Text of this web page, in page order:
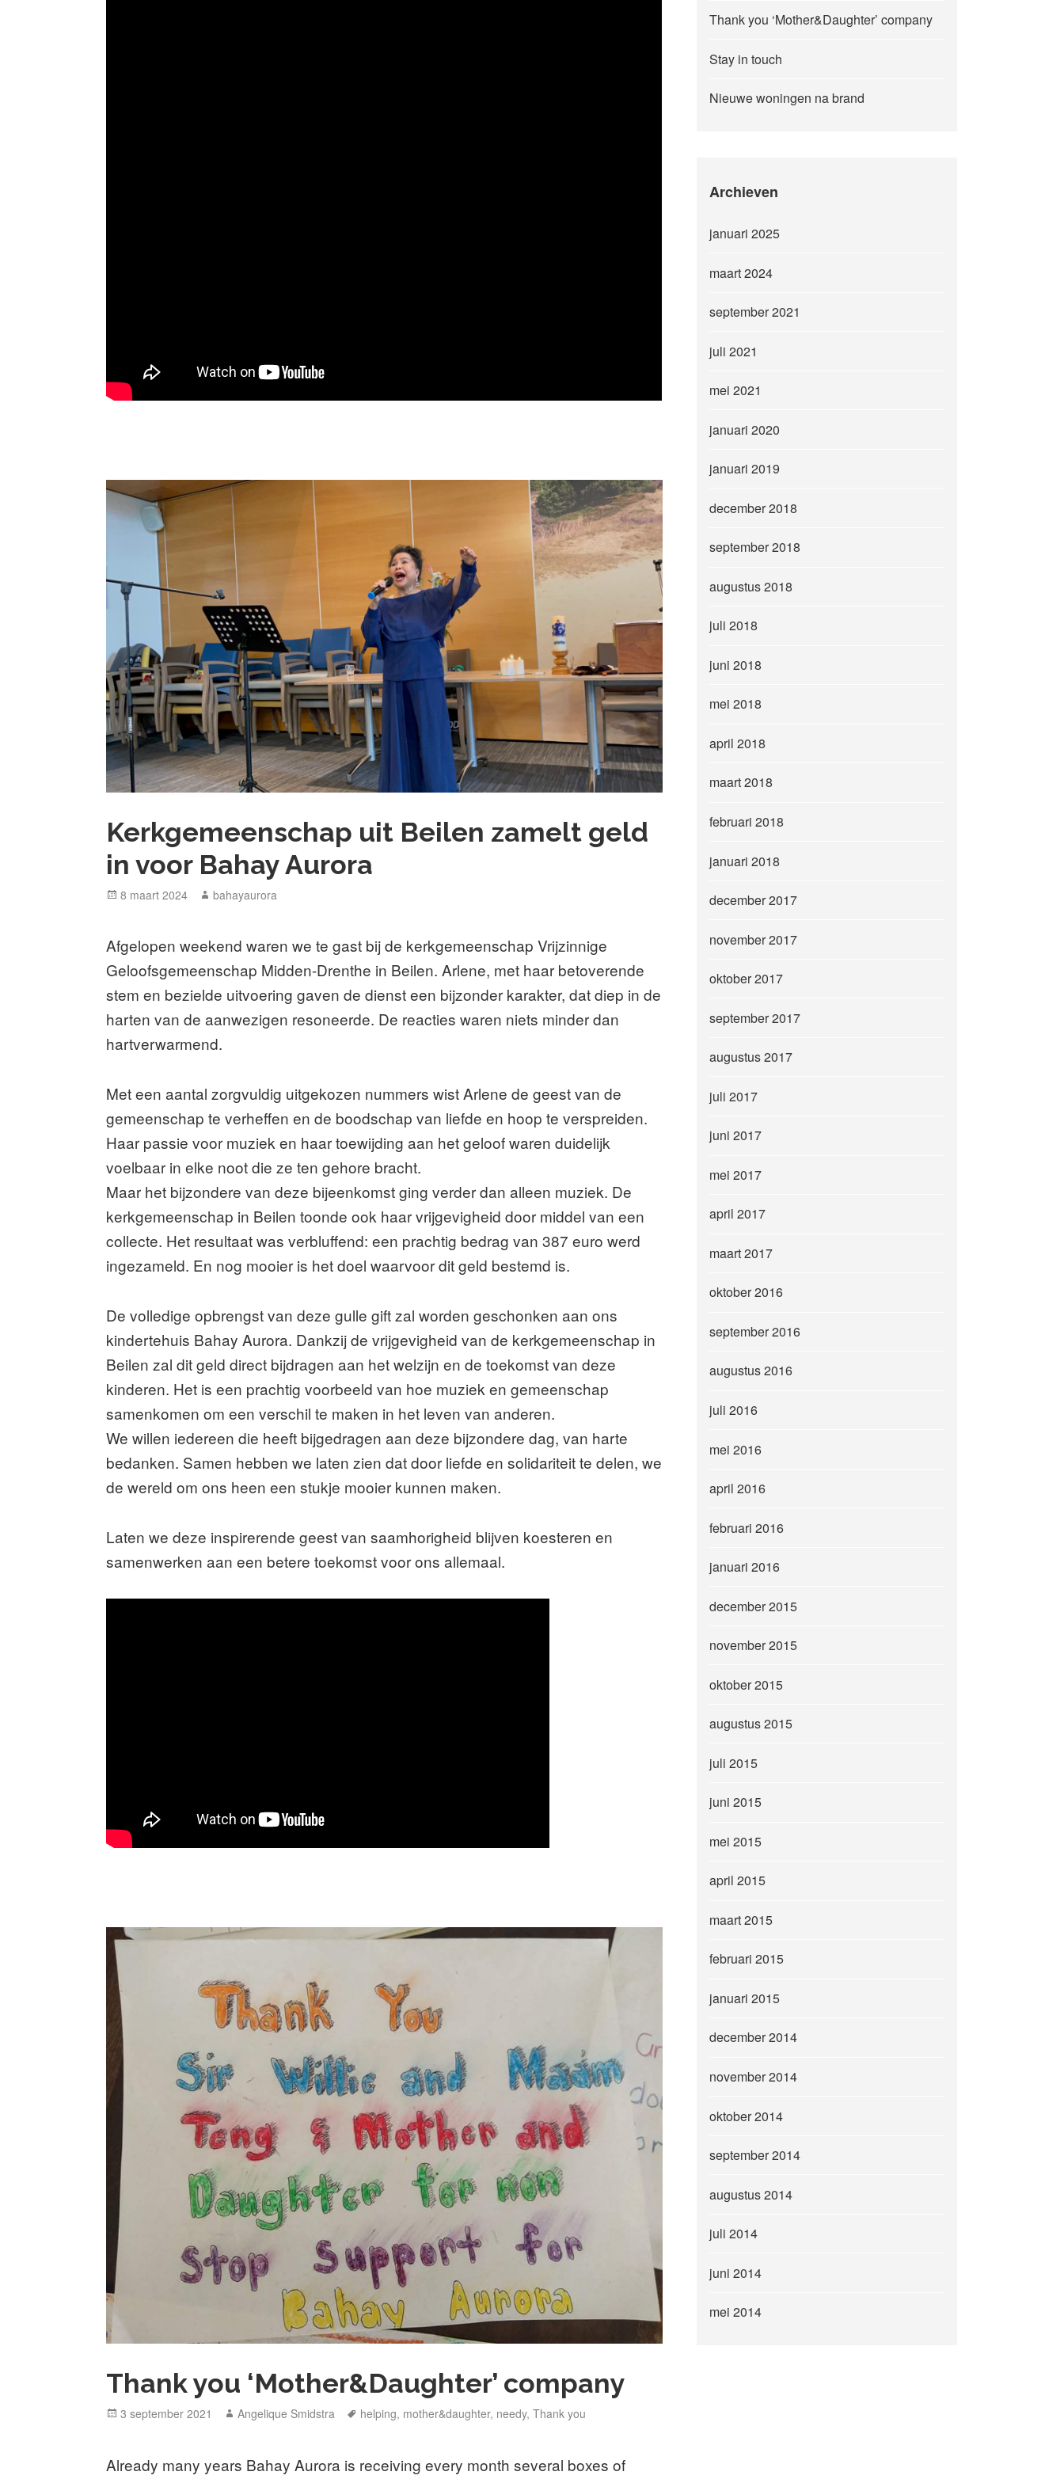
Kerkgemeenschap uit Beilen zamelt geld
in voor Bahay Aurora
Posted
8 maart 2024 Author
bahayaurora
Afgelopen weekend waren we te gast bij de kerkgemeenschap Vrijzinnige
Geloofsgemeenschap Midden-Drenthe in Beilen. Arlene, met haar betoverende
stem en bezielde uitvoering gaven de dienst een bijzonder karakter, dat diep in de
harten van de aanwezigen resoneerde. De reacties waren niets minder dan
hartverwarmend.
Met een aantal zorgvuldig uitgekozen nummers wist Arlene de geest van de
gemeenschap te verheffen en de boodschap van liefde en hoop te verspreiden.
Haar passie voor muziek en haar toewijding aan het geloof waren duidelijk
voelbaar in elke noot die ze ten gehore bracht.
Maar het bijzondere van deze bijeenkomst ging verder dan alleen muziek. De
kerkgemeenschap in Beilen toonde ook haar vrijgevigheid door middel van een
collecte. Het resultaat was verbluffend: een prachtig bedrag van 387 euro werd
ingezameld. En nog mooier is het doel waarvoor dit geld bestemd is.
De volledige opbrengst van deze gulle gift zal worden geschonken aan ons
kindertehuis Bahay Aurora. Dankzij de vrijgevigheid van de kerkgemeenschap in
Beilen zal dit geld direct bijdragen aan het welzijn en de toekomst van deze
kinderen. Het is een prachtig voorbeeld van hoe muziek en gemeenschap
samenkomen om een verschil te maken in het leven van anderen.
We willen iedereen die heeft bijgedragen aan deze bijzondere dag, van harte
bedanken. Samen hebben we laten zien dat door liefde en solidariteit te delen, we
de wereld om ons heen een stukje mooier kunnen maken.
Laten we deze inspirerende geest van saamhorigheid blijven koesteren en
samenwerken aan een betere toekomst voor ons allemaal.
Thank you ‘Mother&Daughter’ company
Posted
3 september 2021 Author
Angelique Smidstra Tags
helping, mother&daughter, needy,Thank you
Already many years Bahay Aurora is receiving every month several boxes of
Thank you ‘Mother&Daughter’ company
Stay in touch
Nieuwe woningen na brand
Archieven
januari 2025
maart 2024
september 2021
juli 2021
mei 2021
januari 2020
januari 2019
december 2018
september 2018
augustus 2018
juli 2018
juni 2018
mei 2018
april 2018
maart 2018
februari 2018
januari 2018
december 2017
november 2017
oktober 2017
september 2017
augustus 2017
juli 2017
juni 2017
mei 2017
april 2017
maart 2017
oktober 2016
september 2016
augustus 2016
juli 2016
mei 2016
april 2016
februari 2016
januari 2016
december 2015
november 2015
oktober 2015
augustus 2015
juli 2015
juni 2015
mei 2015
april 2015
maart 2015
februari 2015
januari 2015
december 2014
november 2014
oktober 2014
september 2014
augustus 2014
juli 2014
juni 2014
mei 2014